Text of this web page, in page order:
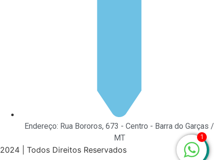
Endereço: Rua Bororos, 673 - Centro - Barra do Garças /
MT
2024 | Todos Direitos Reservados
1